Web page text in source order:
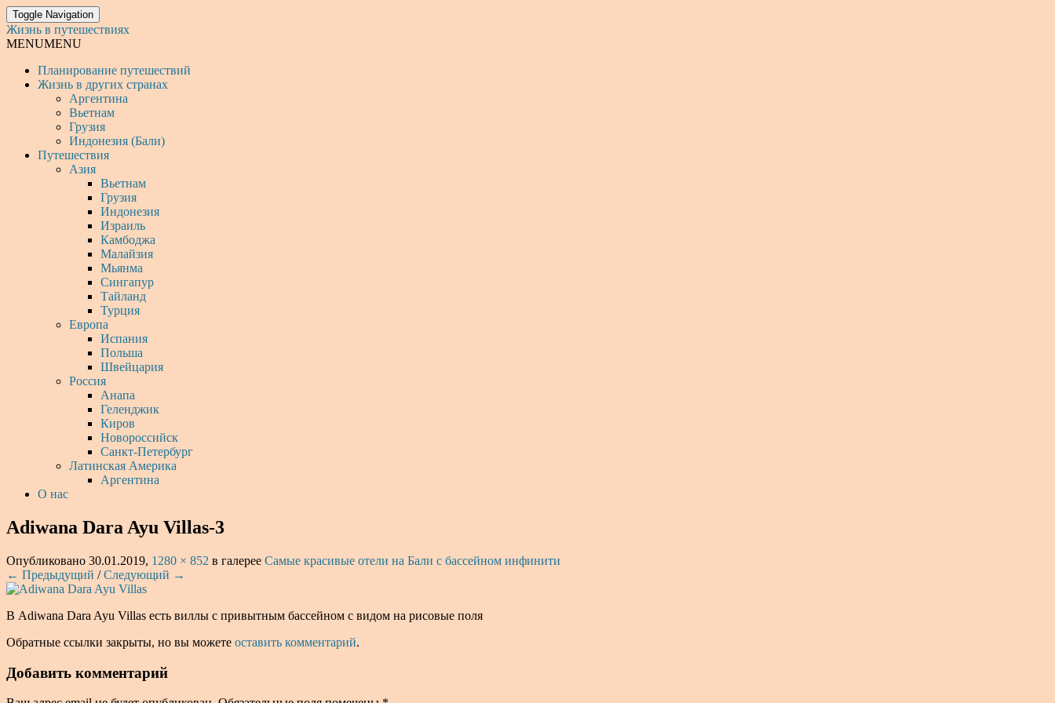
Toggle Navigation
Жизнь в путешествиях
MENUMENU
Планирование путешествий
Жизнь в других странах
Аргентина
Вьетнам
Грузия
Индонезия (Бали)
Путешествия
Азия
Вьетнам
Грузия
Индонезия
Израиль
Камбоджа
Малайзия
Мьянма
Сингапур
Тайланд
Турция
Европа
Испания
Польша
Швейцария
Россия
Анапа
Геленджик
Киров
Новороссийск
Санкт-Петербург
Латинская Америка
Аргентина
О нас
Adiwana Dara Ayu Villas-3
Опубликовано 30.01.2019, 1280 × 852 в галерее Самые красивые отели на Бали с бассейном инфинити
← Предыдущий /Следующий →
В Adiwana Dara Ayu Villas есть виллы с привытным бассейном с видом на рисовые поля
Обратные ссылки закрыты, но вы можете оставить комментарий.
Добавить комментарий